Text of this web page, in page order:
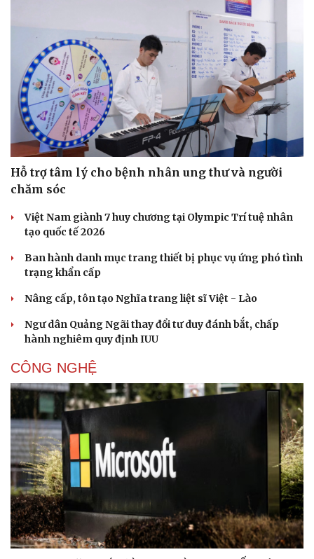
Văn hóa
Sân khấu - Điện ảnh
Văn học
Âm nhạc
Giải trí
Nghệ sĩ
Thời trang
Hỗ trợ tâm lý cho bệnh nhân ung thư và người
chăm sóc
Việt Nam giành 7 huy chương tại Olympic Trí tuệ nhân
tạo quốc tế 2026
Ban hành danh mục trang thiết bị phục vụ ứng phó tình
trạng khẩn cấp
Nâng cấp, tôn tạo Nghĩa trang liệt sĩ Việt - Lào
Ngư dân Quảng Ngãi thay đổi tư duy đánh bắt, chấp
hành nghiêm quy định IUU
CÔNG NGHỆ